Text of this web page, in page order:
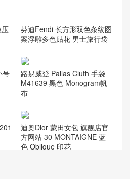
芬迪Fendi 长方形双色条纹图
路易威登 Pallas Cluth 手袋
M41639 黑色 Monogram帆